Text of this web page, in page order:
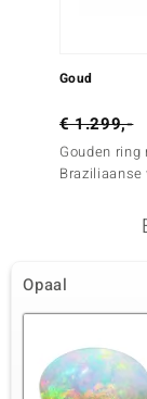
Goud
€ 1.299,-
Gouden ring
Opaal